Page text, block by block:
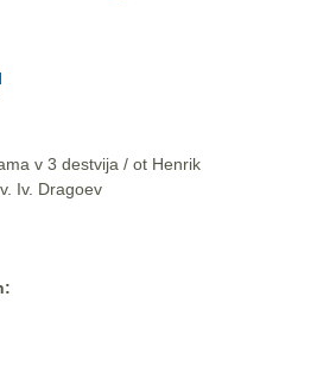
v 3 destvija / ot Henrik
Iv. Dragoev